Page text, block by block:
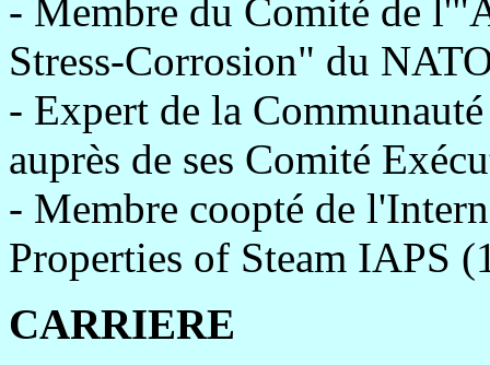
- Membre du Comité de
Stress-Corrosion" du
- Expert de la
auprès de ses Comité
- Membre coopté de
Properties of Steam IAPS
CARRIERE